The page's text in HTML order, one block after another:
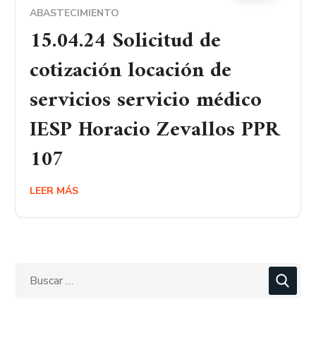
ABASTECIMIENTO
15.04.24 Solicitud de
cotización locación de
servicios servicio médico
IESP Horacio Zevallos PPR
107
LEER MÁS